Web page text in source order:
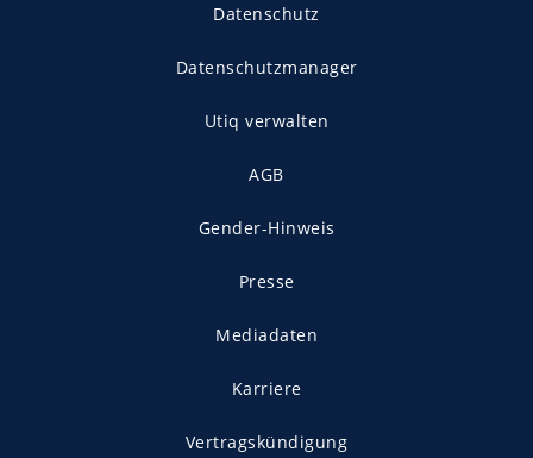
Datenschutz
Datenschutzmanager
Utiq verwalten
AGB
Gender-Hinweis
Presse
Mediadaten
Karriere
Vertragskündigung